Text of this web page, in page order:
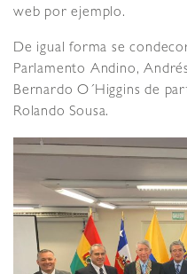
web por ejemplo.
De igual forma se
Parlamento Andino,
Bernardo O´Higgins de
Rolando Sousa.